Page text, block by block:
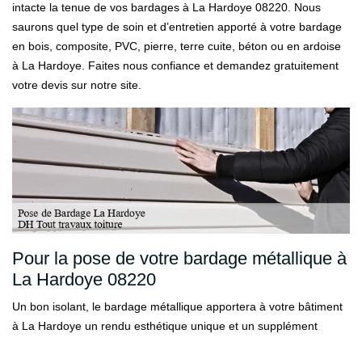
intacte la tenue de vos bardages à La Hardoye 08220. Nous
saurons quel type de soin et d’entretien apporté à votre bardage
en bois, composite, PVC, pierre, terre cuite, béton ou en ardoise
à La Hardoye. Faites nous confiance et demandez gratuitement
votre devis sur notre site.
Pour la pose de votre bardage métallique à
La Hardoye 08220
Un bon isolant, le bardage métallique apportera à votre bâtiment
à La Hardoye un rendu esthétique unique et un supplément